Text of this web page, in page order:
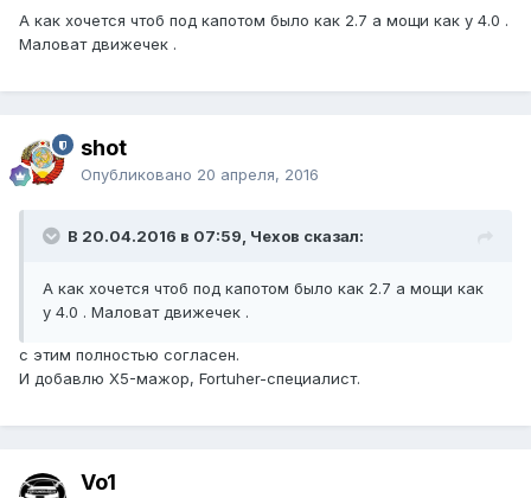
А как хочется чтоб под капотом было как 2.7 а мощи как у 4.0 .
Маловат движечек .
shot
Опубликовано 20 апреля, 2016
В 20.04.2016 в 07:59, Чехов сказал:
А как хочется чтоб под капотом было как 2.7 а мощи как
у 4.0 . Маловат движечек .
с этим полностью согласен.
И добавлю Х5-мажор, Fortuher-специалист.
Vo1